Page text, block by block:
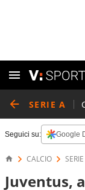
SERIE A
Seguici su: Google
CALCIO
Juventus,